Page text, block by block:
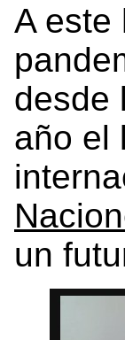
A este
desde
año el
un